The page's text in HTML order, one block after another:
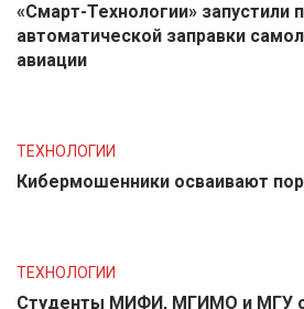
«Смарт-Технологии» запустили
автоматической заправки
авиации
ТЕХНОЛОГИИ
Кибермошенники осваивают
ТЕХНОЛОГИИ
Студенты МИФИ, МГИМО и МГУ